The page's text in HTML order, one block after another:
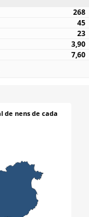
268
45
23
3,90
7,60